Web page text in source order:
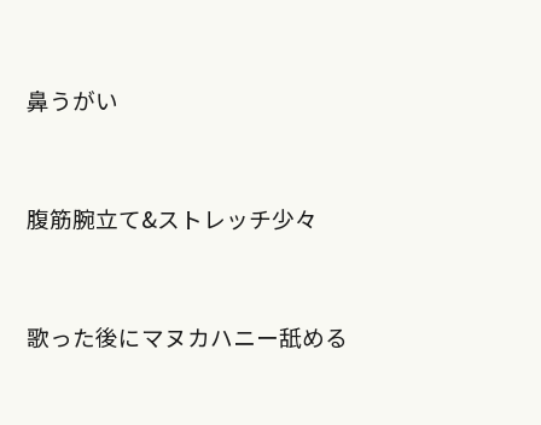
鼻うがい
腹筋腕立て&ストレッチ少々
歌った後にマヌカハニー舐める